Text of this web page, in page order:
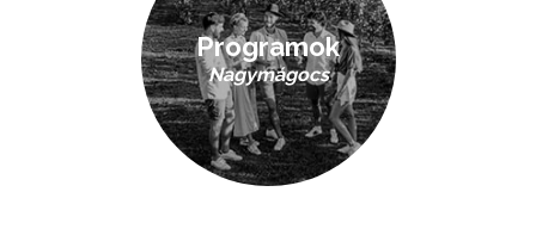
Programok
Nagymágocs